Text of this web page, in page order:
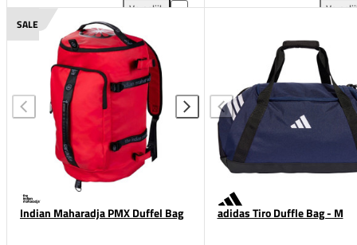
Vergelijk
SALE
Indian Maharadja PMX Duffel Bag adidas Tiro Duffle Bag - M